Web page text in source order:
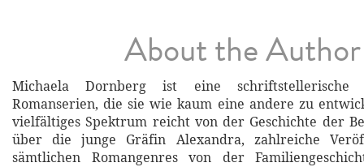
About the Author
Michaela Dornberg ist eine schriftstellerische
Romanserien, die sie wie kaum eine andere zu
vielfältiges Spektrum reicht von der Geschichte der
über die junge Gräfin Alexandra, zahlreiche
sämtlichen Romangenres von der